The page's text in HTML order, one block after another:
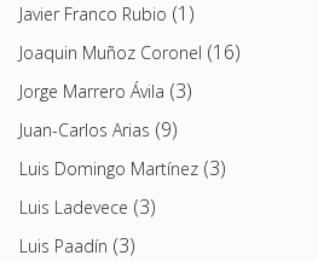
Javier Franco Rubio (1)
Joaquin Muñoz Coronel (16)
Jorge Marrero Ávila (3)
Juan-Carlos Arias (9)
Luis Domingo Martínez (3)
Luis Ladevece (3)
Luis Paadín (3)